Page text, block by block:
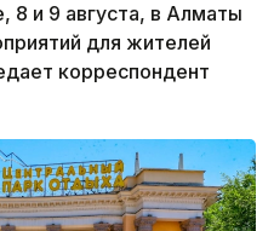
и 9 августа, в Алматы
для жителей
корреспондент